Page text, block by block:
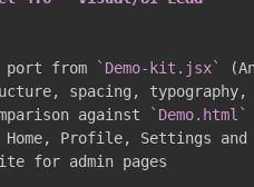
port from `Demo-kit.jsx`
against
`Demo.html`
for admin pages